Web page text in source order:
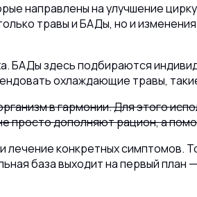
направлены на улучшение
травы и БАДы, но и
БАДы здесь подбираются
охлаждающие травы,
в гармонии. Для этого
дополняют рацион, а
лечение конкретных симптомов.
база выходит на первый план